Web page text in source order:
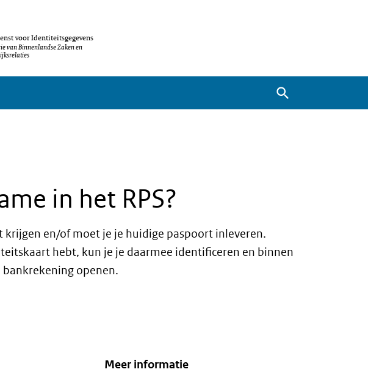
voor Identiteitsgegevens
van Binnenlandse Zaken en
Zoeken
in het RPS?
krijgen en/of moet je je huidige paspoort inleveren.
hebt, kun je je daarmee identificeren en binnen
bankrekening openen.
Meer informatie